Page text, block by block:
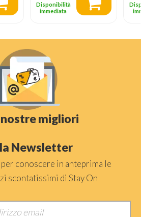
Disponibilità
immediata
migliori
Newsletter
conoscere in anteprima le
scontatissimi di Stay On